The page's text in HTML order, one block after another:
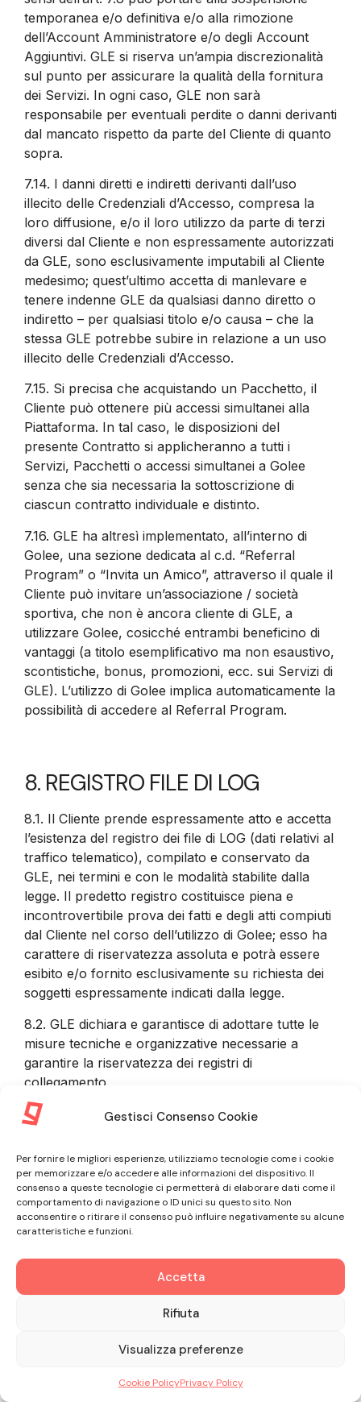
Gestisci Consenso Cookie
Per fornire le migliori esperienze, utilizziamo tecnologie come i cookie
per memorizzare e/o accedere alle informazioni del dispositivo. Il
consenso a queste tecnologie ci permetterà di elaborare dati come il
comportamento di navigazione o ID unici su questo sito. Non
acconsentire o ritirare il consenso può influire negativamente su alcune
caratteristiche e funzioni.
Accetta
Rifiuta
Visualizza preferenze
Cookie PolicyPrivacy Policy
temporanea e/o definitiva e/o alla rimozione
dell’Account Amministratore e/o degli Account
Aggiuntivi. GLE si riserva un’ampia discrezionalità
sul punto per assicurare la qualità della fornitura
dei Servizi. In ogni caso, GLE non sarà
responsabile per eventuali perdite o danni derivanti
dal mancato rispetto da parte del Cliente di quanto
sopra.
7.14. I danni diretti e indiretti derivanti dall’uso
illecito delle Credenziali d’Accesso, compresa la
loro diffusione, e/o il loro utilizzo da parte di terzi
diversi dal Cliente e non espressamente autorizzati
da GLE, sono esclusivamente imputabili al Cliente
medesimo; quest’ultimo accetta di manlevare e
tenere indenne GLE da qualsiasi danno diretto o
indiretto – per qualsiasi titolo e/o causa – che la
stessa GLE potrebbe subire in relazione a un uso
illecito delle Credenziali d’Accesso.
7.15. Si precisa che acquistando un Pacchetto, il
Cliente può ottenere più accessi simultanei alla
Piattaforma. In tal caso, le disposizioni del
presente Contratto si applicheranno a tutti i
Servizi, Pacchetti o accessi simultanei a Golee
senza che sia necessaria la sottoscrizione di
ciascun contratto individuale e distinto.
7.16. GLE ha altresì implementato, all’interno di
Golee, una sezione dedicata al c.d. “Referral
Program” o “Invita un Amico”, attraverso il quale il
Cliente può invitare un’associazione / società
sportiva, che non è ancora cliente di GLE, a
utilizzare Golee, cosicché entrambi beneficino di
vantaggi (a titolo esemplificativo ma non esaustivo,
scontistiche, bonus, promozioni, ecc. sui Servizi di
GLE). L’utilizzo di Golee implica automaticamente la
possibilità di accedere al Referral Program.
8. REGISTRO FILE DI LOG
8.1. Il Cliente prende espressamente atto e accetta
l’esistenza del registro dei file di LOG (dati relativi al
traffico telematico), compilato e conservato da
GLE, nei termini e con le modalità stabilite dalla
legge. Il predetto registro costituisce piena e
incontrovertibile prova dei fatti e degli atti compiuti
dal Cliente nel corso dell’utilizzo di Golee; esso ha
carattere di riservatezza assoluta e potrà essere
esibito e/o fornito esclusivamente su richiesta dei
soggetti espressamente indicati dalla legge.
8.2. GLE dichiara e garantisce di adottare tutte le
misure tecniche e organizzative necessarie a
garantire la riservatezza dei registri di
collegamento.
9. INFORMAZIONI FORNITE DAL
CLIENTE
9.1. Nel corso della procedura di sottoscrizione del
Contratto e nel corso dell’intero rapporto
commerciale con il Cliente, GLE tratta informazioni
non personali riguardanti il Professionista
associato all’Account Amministratore, oltre a
informazioni personali riguardanti il Professionista
caso il Cliente si impegna a fornire informazioni
rappresentare falsamente il rapporto con qualsiasi